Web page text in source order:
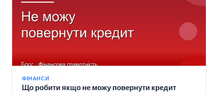
ФІНАНСИ
Що робити якщо не можу повернути кредит